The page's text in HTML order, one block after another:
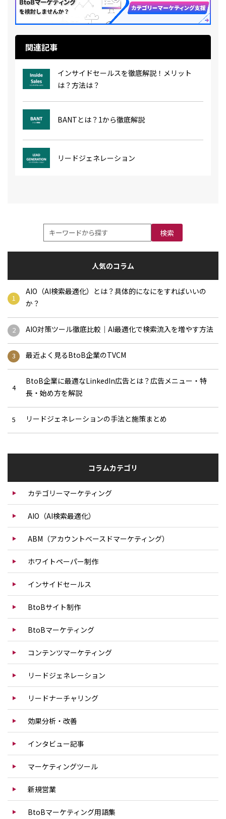
関連記事
インサイドセールスを徹底解説！メリット
は？方法は？
BANTとは？1から徹底解説
リードジェネレーション
検索
人気のコラム
AIO（AI検索最適化）とは？具体的になにをすればいいの
か？
AIO対策ツール徹底比較｜AI最適化で検索流入を増やす方法
最近よく見るBtoB企業のTVCM
BtoB企業に最適なLinkedIn広告とは？広告メニュー・特
長・始め方を解説
リードジェネレーションの手法と施策まとめ
コラムカテゴリ
カテゴリーマーケティング
AIO（AI検索最適化）
ABM（アカウントベースドマーケティング）
ホワイトペーパー制作
インサイドセールス
BtoBサイト制作
BtoBマーケティング
コンテンツマーケティング
リードジェネレーション
リードナーチャリング
効果分析・改善
インタビュー記事
マーケティングツール
新規営業
BtoBマーケティング用語集